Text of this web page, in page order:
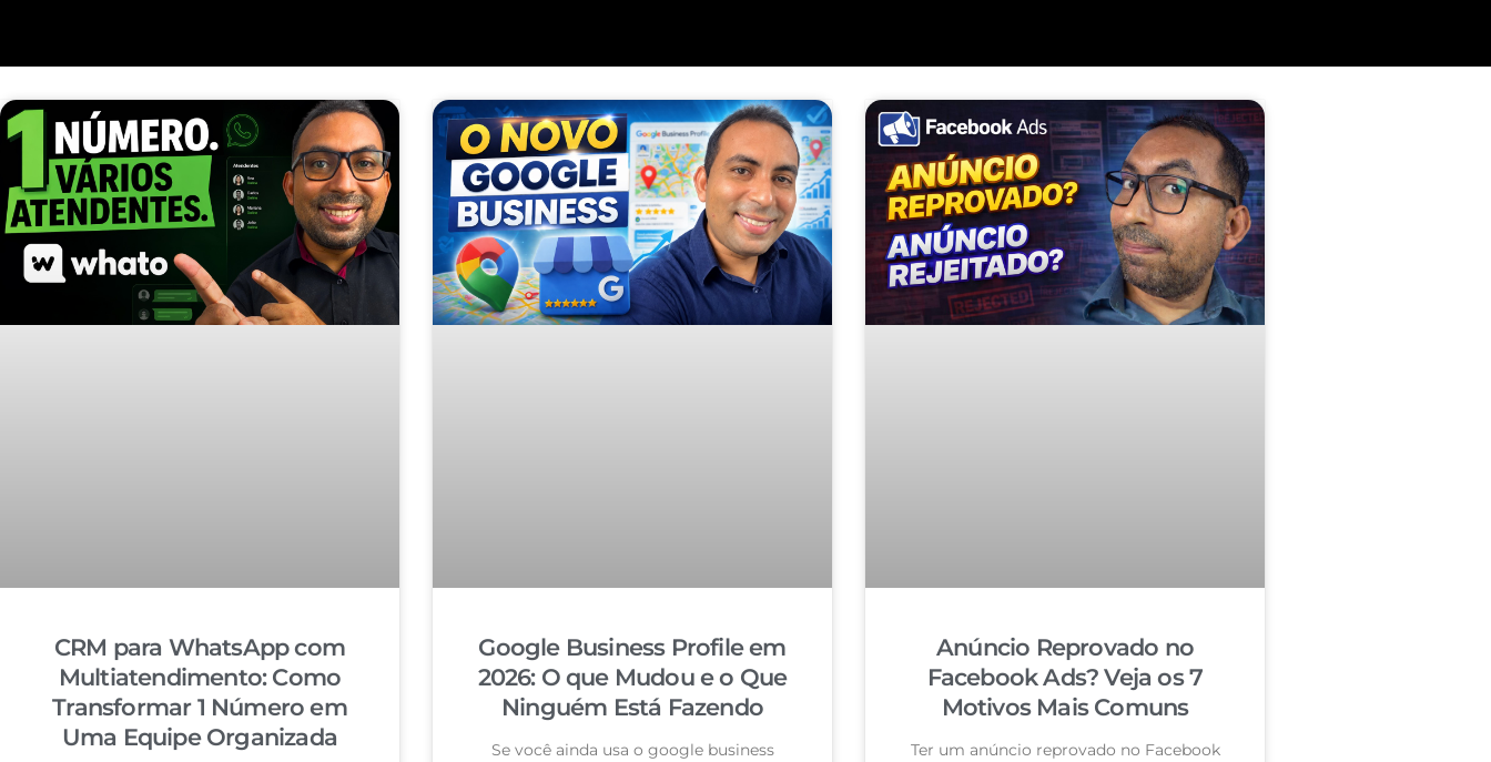
CRM para WhatsApp com
Multiatendimento: Como
Transformar 1 Número em
Uma Equipe Organizada
Google Business Profile em
2026: O que Mudou e o Que
Ninguém Está Fazendo
Se você ainda usa o google business
Anúncio Reprovado no
Facebook Ads? Veja os 7
Motivos Mais Comuns
Ter um anúncio reprovado no Facebook